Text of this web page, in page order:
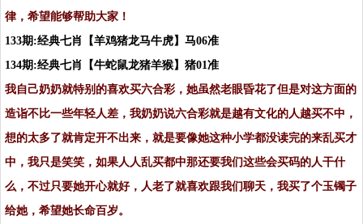
律，希望能够帮助大家！
133期:经典七肖【羊鸡猪龙马牛虎】马06准
134期:经典七肖【牛蛇鼠龙猪羊猴】猪01准
我自己奶奶就特别的喜欢买六合彩，她虽然老眼昏花了但是对这方面的
造诣不比一些年轻人差，我奶奶说六合彩就是越有文化的人越买不中，
想的太多了就肯定开不出来，就是要像她这种小学都没读完的来乱买才
中，我只是笑笑，如果人人乱买都中那还要我们这些会买码的人干什
么，不过只要她开心就好，人老了就喜欢跟我们聊天，我买了个玉镯子
给她，希望她长命百岁。